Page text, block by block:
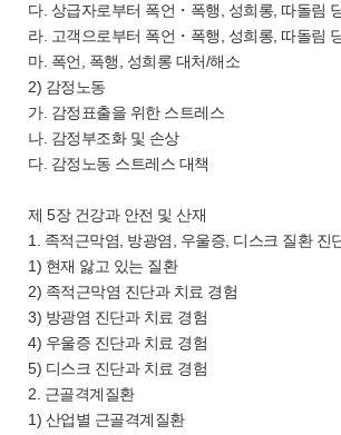
다. 상급자로부터 폭언・폭행, 성희롱, 따돌림
라. 고객으로부터 폭언・폭행, 성희롱, 따돌림
마. 폭언, 폭행, 성희롱 대처/해소
2) 감정노동
가. 감정표출을 위한 스트레스
나. 감정부조화 및 손상
다. 감정노동 스트레스 대책
제 5장 건강과 안전 및 산재
1. 족적근막염, 방광염, 우울증, 디스크 질환 진
1) 현재 앓고 있는 질환
2) 족적근막염 진단과 치료 경험
3) 방광염 진단과 치료 경험
4) 우울증 진단과 치료 경험
5) 디스크 진단과 치료 경험
2. 근골격계질환
1) 산업별 근골격계질환